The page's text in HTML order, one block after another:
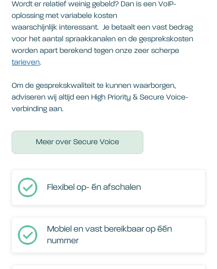
Wordt er relatief weinig gebeld? Dan is een VoIP-
oplossing met variabele kosten
waarschijnlijk interessant. Je betaalt een vast bedrag
voor het aantal spraakkanalen en de gesprekskosten
worden apart berekend tegen onze zeer scherpe
tarieven.
Om de gesprekskwaliteit te kunnen waarborgen,
adviseren wij altijd een High Priority & Secure Voice-
verbinding aan.
Meer over Secure Voice
Flexibel op- én afschalen
Mobiel en vast bereikbaar op één
nummer